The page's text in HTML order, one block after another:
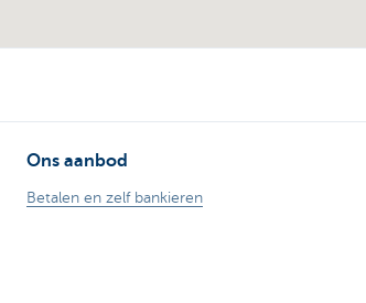
Ons aanbod
Betalen en zelf bankieren